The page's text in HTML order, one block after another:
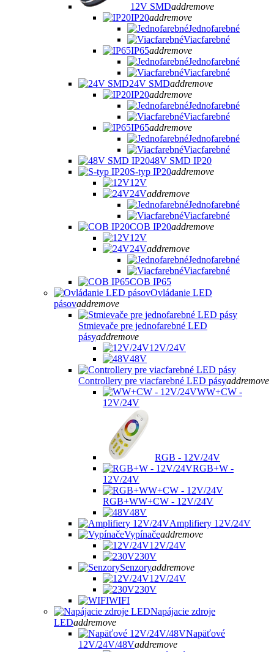
12V SMDaddremove
IP20addremove
Jednofarebné
Viacfarebné
IP65addremove
Jednofarebné
Viacfarebné
24V SMDaddremove
IP20addremove
Jednofarebné
Viacfarebné
IP65addremove
Jednofarebné
Viacfarebné
48V SMD IP20
S-typ IP20addremove
12V
24Vaddremove
Jednofarebné
Viacfarebné
COB IP20addremove
12V
24Vaddremove
Jednofarebné
Viacfarebné
COB IP65
Ovládanie LED
pásovaddremove
Stmievače pre jednofarebné LED
pásyaddremove
12V/24V
48V
Controllery pre viacfarebné LED pásyaddremove
WW+CW -
12V/24V
RGB - 12V/24V
RGB+W -
12V/24V
RGB+WW+CW - 12V/24V
48V
Amplifiery 12V/24V
Vypínačeaddremove
12V/24V
230V
Senzoryaddremove
12V/24V
230V
WIFI
Napájacie zdroje
LEDaddremove
Napäťové
12V/24V/48Vaddremove